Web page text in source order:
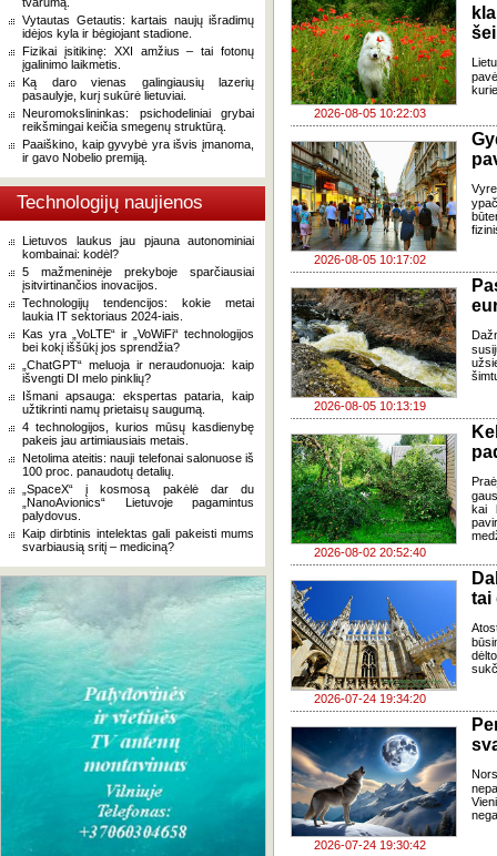
Vytautas Getautis: kartais naujų išradimų
idėjos kyla ir bėgiojant stadione.
Fizikai įsitikinę: XXI amžius – tai fotonų
įgalinimo laikmetis.
Ką daro vienas galingiausių lazerių
pasaulyje, kurį sukūrė lietuviai.
Neuromokslininkas: psichodeliniai grybai
reikšmingai keičia smegenų struktūrą.
Paaiškino, kaip gyvybė yra išvis įmanoma,
ir gavo Nobelio premiją.
Technologijų naujienos
Lietuvos laukus jau pjauna autonominiai
kombainai: kodėl?
5 mažmeninėje prekyboje sparčiausiai
įsitvirtinančios inovacijos.
Technologijų tendencijos: kokie metai
laukia IT sektoriaus 2024-iais.
Kas yra „VoLTE“ ir „VoWiFi“ technologijos
bei kokį iššūkį jos sprendžia?
„ChatGPT“ meluoja ir neraudonuoja: kaip
išvengti DI melo pinklių?
Išmani apsauga: ekspertas pataria, kaip
užtikrinti namų prietaisų saugumą.
4 technologijos, kurios mūsų kasdienybę
pakeis jau artimiausiais metais.
Netolima ateitis: nauji telefonai salonuose iš
100 proc. panaudotų detalių.
„SpaceX“ į kosmosą pakėlė dar du
„NanoAvionics“ Lietuvoje pagamintus
palydovus.
Kaip dirbtinis intelektas gali pakeisti mums
svarbiausią sritį – mediciną?
2026-08-05 10:22:03
2026-08-05 10:17:02
2026-08-05 10:13:19
2026-08-02 20:52:40
kai
2026-07-24 19:34:20
tai
2026-07-24 19:30:42